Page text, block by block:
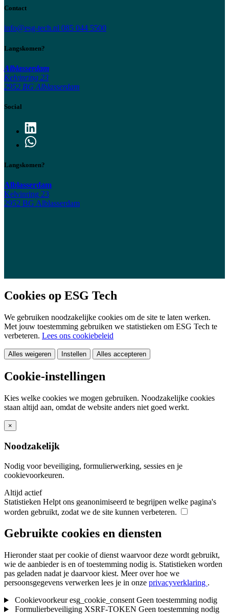
Contact
info@esg-tech.nl 085 044 5500
Langskomen?
Alblasserdam
Kelvinring 23
2952 BG Alblasserdam
Social
Langskomen?
Alblasserdam
Kelvinring 23
2952 BG Alblasserdam
Cookies op ESG Tech
We gebruiken noodzakelijke cookies om de site te laten werken.
Met jouw toestemming gebruiken we statistieken om ESG Tech te
verbeteren. Lees ons cookiebeleid
Alles weigeren Instellen Alles accepteren
Cookie-instellingen
Kies welke cookies we mogen gebruiken. Noodzakelijke cookies
staan altijd aan, omdat de website anders niet goed werkt.
×
Noodzakelijk
Nodig voor beveiliging, formulierwerking, sessies en je
cookievoorkeuren.
Altijd actief
Statistieken Helpt ons geanonimiseerd te begrijpen welke pagina's
worden gebruikt, zodat we de site kunnen verbeteren.
Gebruikte cookies en diensten
Hieronder staat per cookie of dienst waarvoor deze wordt gebruikt,
wie de aanbieder is en of toestemming nodig is. Statistieken worden
pas geladen nadat je daarvoor kiest. Meer over hoe we
persoonsgegevens verwerken lees je in onze privacyverklaring .
Cookievoorkeuresg_cookie_consent Geen toestemming nodig
Formulierbeveiliging XSRF-TOKEN Geen toestemming nodig